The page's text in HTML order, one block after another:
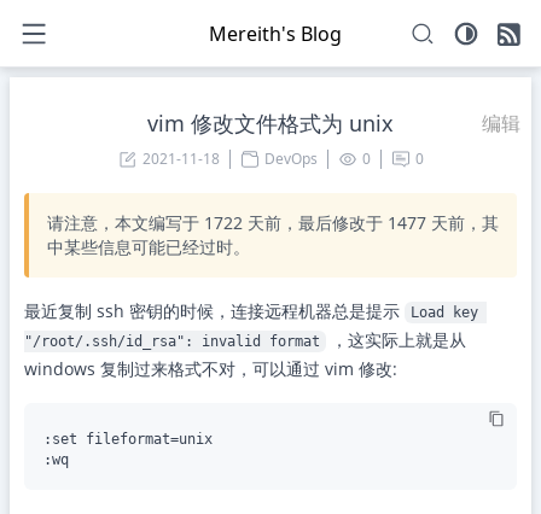
Mereith's Blog
vim 修改文件格式为 unix 编辑
2021-11-18 DevOps 0 0
请注意，本文编写于 1722 天前，最后修改于 1477 天前，其
中某些信息可能已经过时。
最近复制 ssh 密钥的时候，连接远程机器总是提示
Load key
"/root/.ssh/id_rsa": invalid format
，这实际上就是从
windows 复制过来格式不对，可以通过 vim 修改:
:set fileformat=unix